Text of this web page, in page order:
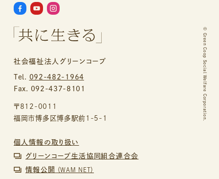
社会福祉法人グリーンコープ
Tel.
092-482-1964
Fax. 092-437-8101
〒812-0011
福岡市博多区博多駅前1-5-1
©
Green Coop Social Welfare Corporation.
個人情報の取り扱い
グリーンコープ生活協同組合連合会
情報公開
（WAM NET）